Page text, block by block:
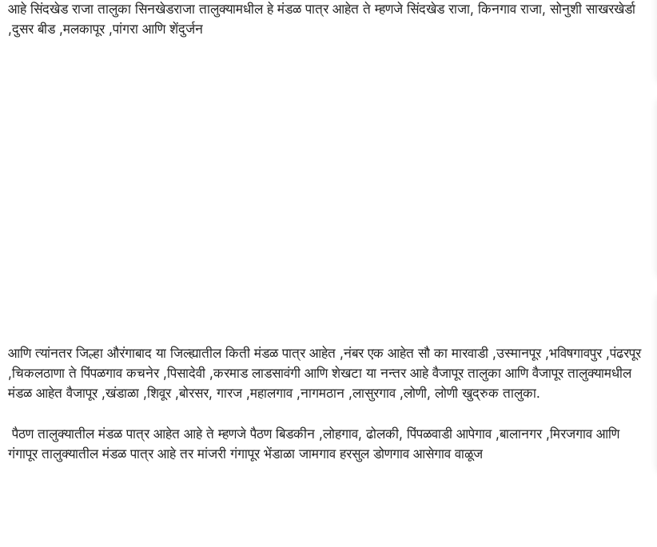
आहे सिंदखेड राजा तालुका सिनखेडराजा तालुक्यामधील हे मंडळ पात्र आहेत ते म्हणजे सिंदखेड राजा, किनगाव राजा, सोनुशी साखरखेर्डा
,दुसर बीड ,मलकापूर ,पांगरा आणि शेंदुर्जन
आणि त्यांनतर जिल्हा औरंगाबाद या जिल्ह्यातील किती मंडळ पात्र आहेत ,नंबर एक आहेत सौ का मारवाडी ,उस्मानपूर ,भविषगावपुर ,पंढरपूर
,चिकलठाणा ते पिंपळगाव कचनेर ,पिसादेवी ,करमाड लाडसावंगी आणि शेखटा या नन्तर आहे वैजापूर तालुका आणि वैजापूर तालुक्यामधील
मंडळ आहेत वैजापूर ,खंडाळा ,शिवूर ,बोरसर, गारज ,महालगाव ,नागमठान ,लासुरगाव ,लोणी, लोणी खुद्रुक तालुका.
पैठण तालुक्यातील मंडळ पात्र आहेत आहे ते म्हणजे पैठण बिडकीन ,लोहगाव, ढोलकी, पिंपळवाडी आपेगाव ,बालानगर ,मिरजगाव आणि
गंगापूर तालुक्यातील मंडळ पात्र आहे तर मांजरी गंगापूर भेंडाळा जामगाव हरसुल डोणगाव आसेगाव वाळूज